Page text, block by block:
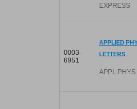
EXPRESS
0003-
6951
APPLIED
LETTERS
APPL